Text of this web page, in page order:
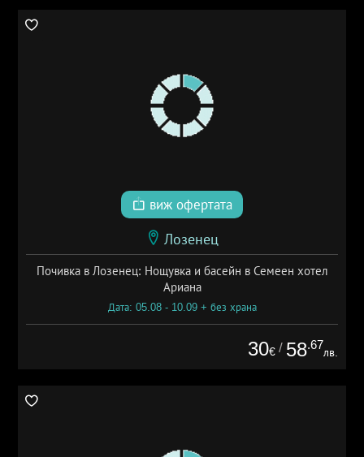
виж офертата
Лозенец
Почивка в Лозенец: Нощувка и басейн в Семеен хотел
Ариана
Дата: 05.08 - 10.09 + без храна
30€ / 58.67
лв.